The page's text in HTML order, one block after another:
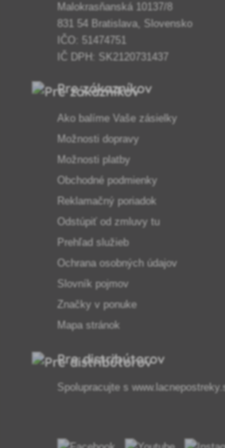
Malokrasňanská 10137/8
831 54 Bratislava, Slovensko
IČO: 51474751
IČ DPH: SK2120731437
Pre zákazníkov
Ako balíme Vaše zásielky
Možnosti dopravy
Možnosti platby
Obchodné podmienky
Reklamačný poriadok
Odstúpiť od zmluvy tu
Prehľad služieb
Ochrana osobných údajov
Slovník pojmov
Značky v ponuke
Mapa stránok
Pre distribútorov
Spolupracujte s